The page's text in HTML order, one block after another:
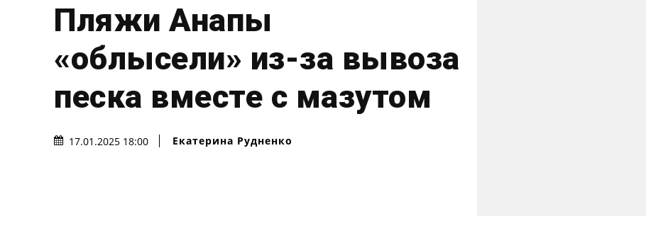
Пляжи Анапы
«облысели» из-за вывоза
песка вместе с мазутом
17.01.2025 18:00 Екатерина Рудненко